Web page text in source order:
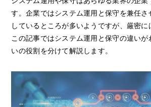
す。企業ではシステム運用と保守を兼任さ
しているところが多いようですが、厳密に
この記事ではシステム運用と保守の違いが
いの役割を分けて解説します。